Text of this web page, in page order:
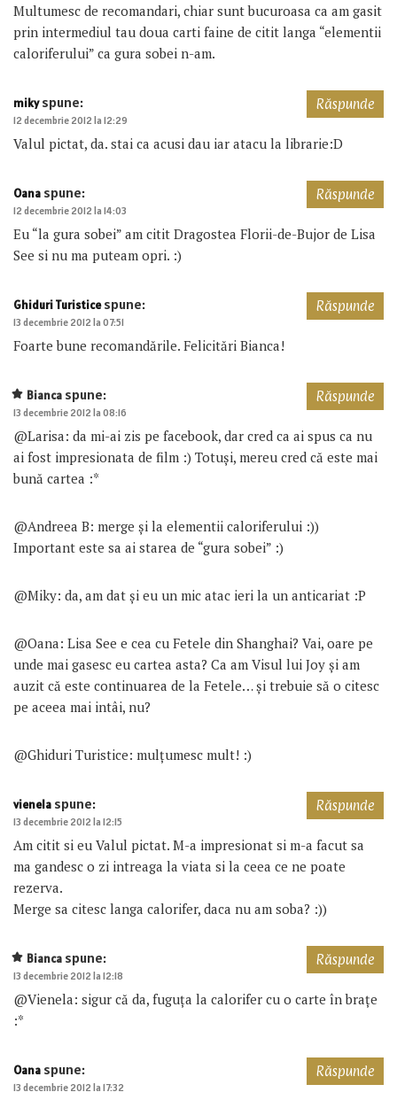
Multumesc de recomandari, chiar sunt bucuroasa ca am gasit
prin intermediul tau doua carti faine de citit langa “elementii
caloriferului” ca gura sobei n-am.
miky spune:
12 decembrie 2012 la 12:29
Valul pictat, da. stai ca acusi dau iar atacu la librarie:D
Răspunde
Oana spune:
12 decembrie 2012 la 14:03
Eu “la gura sobei” am citit Dragostea Florii-de-Bujor de Lisa
See si nu ma puteam opri. :)
Răspunde
Ghiduri Turistice spune:
13 decembrie 2012 la 07:51
Foarte bune recomandările. Felicitări Bianca!
Răspunde
Bianca spune:
13 decembrie 2012 la 08:16
@Larisa: da mi-ai zis pe facebook, dar cred ca ai spus ca nu
ai fost impresionata de film :) Totuși, mereu cred că este mai
bună cartea :*
@Andreea B: merge și la elementii caloriferului :))
Important este sa ai starea de “gura sobei” :)
@Miky: da, am dat și eu un mic atac ieri la un anticariat :P
@Oana: Lisa See e cea cu Fetele din Shanghai? Vai, oare pe
unde mai gasesc eu cartea asta? Ca am Visul lui Joy și am
auzit că este continuarea de la Fetele… și trebuie să o citesc
pe aceea mai intâi, nu?
@Ghiduri Turistice: mulțumesc mult! :)
Răspunde
vienela spune:
13 decembrie 2012 la 12:15
Am citit si eu Valul pictat. M-a impresionat si m-a facut sa
ma gandesc o zi intreaga la viata si la ceea ce ne poate
rezerva.
Merge sa citesc langa calorifer, daca nu am soba? :))
Răspunde
Bianca spune:
13 decembrie 2012 la 12:18
@Vienela: sigur că da, fuguța la calorifer cu o carte în brațe
:*
Răspunde
Oana spune:
13 decembrie 2012 la 17:32
Răspunde